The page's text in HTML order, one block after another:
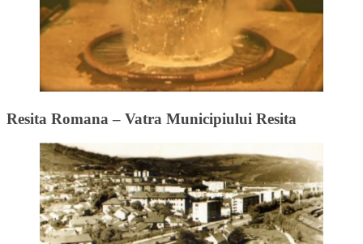
Resita Romana – Vatra Municipiului Resita